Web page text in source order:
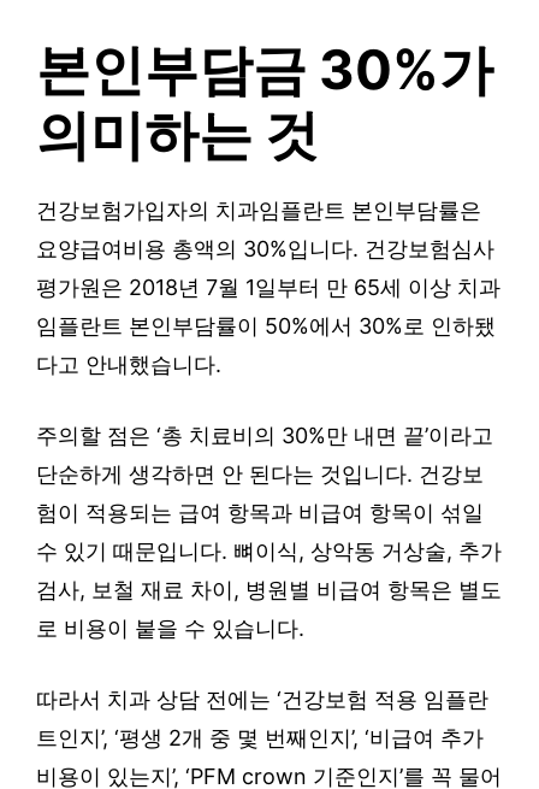
본인부담금 30%가
의미하는 것
건강보험가입자의 치과임플란트 본인부담률은
요양급여비용 총액의 30%입니다. 건강보험심사
평가원은 2018년 7월 1일부터 만 65세 이상 치과
임플란트 본인부담률이 50%에서 30%로 인하됐
다고 안내했습니다.
주의할 점은 ‘총 치료비의 30%만 내면 끝’이라고
단순하게 생각하면 안 된다는 것입니다. 건강보
험이 적용되는 급여 항목과 비급여 항목이 섞일
수 있기 때문입니다. 뼈이식, 상악동 거상술, 추가
검사, 보철 재료 차이, 병원별 비급여 항목은 별도
로 비용이 붙을 수 있습니다.
따라서 치과 상담 전에는 ‘건강보험 적용 임플란
트인지’, ‘평생 2개 중 몇 번째인지’, ‘비급여 추가
비용이 있는지’, ‘PFM crown 기준인지’를 꼭 물어